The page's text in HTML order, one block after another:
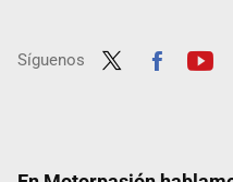
Síguenos